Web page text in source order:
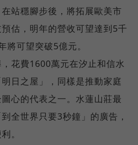
站穩腳步後，將拓展歐美市
估，明年的營收可望達到5千
將可望突破5億元。
花費1600萬元在汐止和信水
日之屋」，同樣是推動家庭
心的代表之一。水蓮山莊最
全世界只要3秒鐘」的廣告，
。